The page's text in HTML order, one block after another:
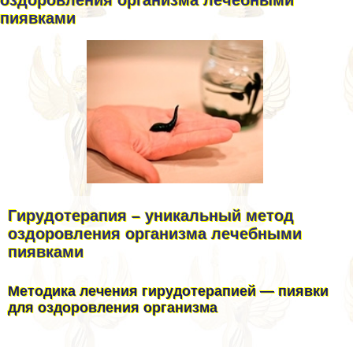
пиявками
Гирудотерапия – уникальный метод
оздоровления организма лечебными
пиявками
Методика лечения гирудотерапией — пиявки
для оздоровления организма